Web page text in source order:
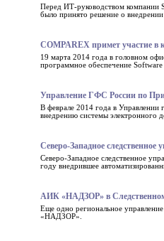
Перед ИТ-руководством компании
было принято решение о
COMPAREX примет участие
19 марта 2014 года в головном
программное обеспечение
Управление ГФС России по
В феврале 2014 года в Управлении
внедрению системы электронного
Северо-Западное
Северо-Западное следственное
году внедрившее
АИК «НАДЗОР» в Следственном
Еще одно региональное
«НАДЗОР».